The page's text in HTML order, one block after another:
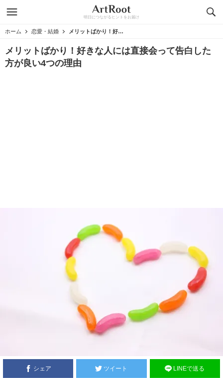
明日につながるヒントをお届け
ホーム 恋愛・結婚 メリットばかり！好きな人には直接会って告白した方が良い4つの理由
メリットばかり！好きな人には直接会って告白した
方が良い4つの理由
シェア ツイート LINEで送る